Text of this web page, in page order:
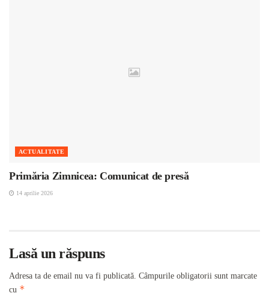
ACTUALITATE
Primăria Zimnicea: Comunicat de presă
14 aprilie 2026
Lasă un răspuns
Adresa ta de email nu va fi publicată. Câmpurile obligatorii sunt marcate
cu *